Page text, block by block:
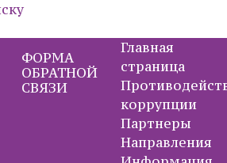
ФОРМА
ОБРАТНОЙ
СВЯЗИ
Главная
страница
коррупции
Партнеры
Направления